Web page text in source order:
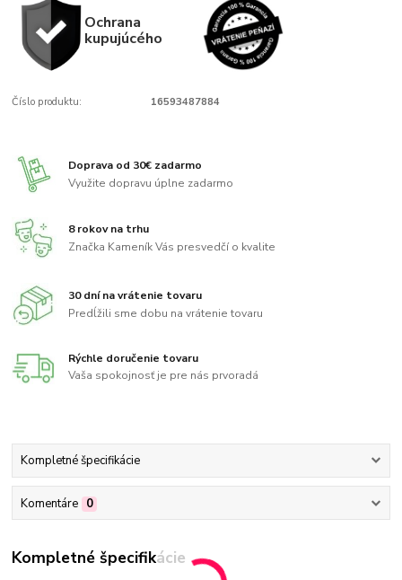
Ochrana
kupujúcého
Číslo produktu: 16593487884
Doprava od 30€ zadarmo
Využite dopravu úplne zadarmo
8 rokov na trhu
Značka Kameník Vás presvedčí o kvalite
30 dní na vrátenie tovaru
Predĺžili sme dobu na vrátenie tovaru
Rýchle doručenie tovaru
Vaša spokojnosť je pre nás prvoradá
Kompletné špecifikácie
Komentáre 0
Kompletné špecifikácie